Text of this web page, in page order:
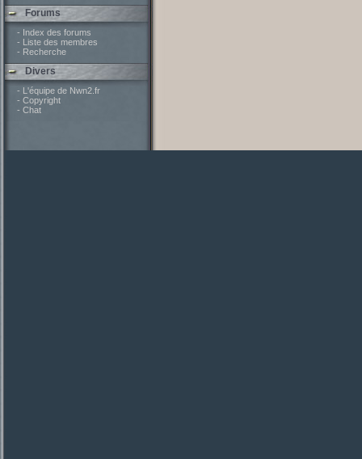
Forums
- Index des forums
- Liste des membres
- Recherche
Divers
- L'équipe de Nwn2.fr
- Copyright
- Chat